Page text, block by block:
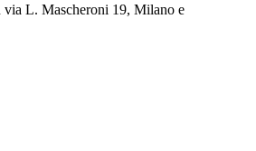
via L. Mascheroni 19, Milano e